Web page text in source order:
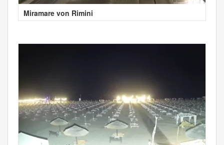
Miramare von Rimini